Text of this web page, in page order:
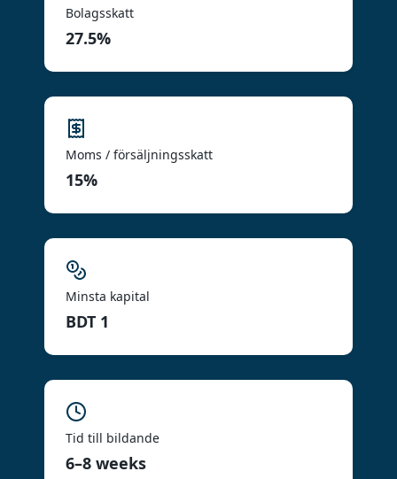
Bolagsskatt
27.5%
Moms / försäljningsskatt
15%
Minsta kapital
BDT 1
Tid till bildande
6–8 weeks